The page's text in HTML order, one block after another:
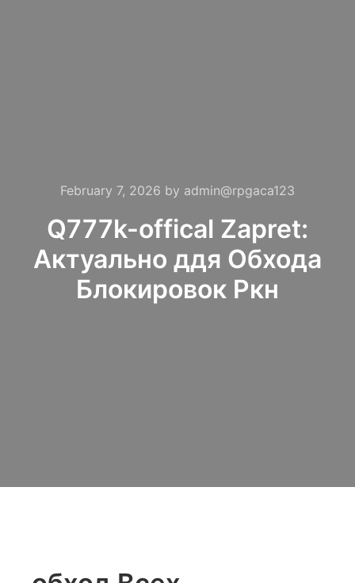
February 7, 2026 by admin@rpgaca123
Q777k-offical Zapret:
Актуально ддя Обхода
Блокировок Ркн